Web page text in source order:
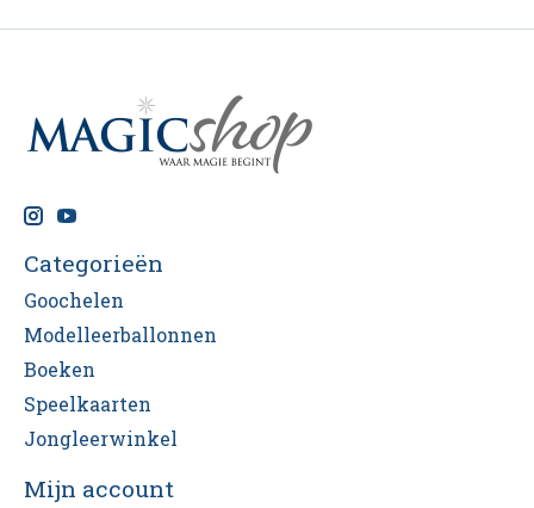
Categorieën
Goochelen
Modelleerballonnen
Boeken
Speelkaarten
Jongleerwinkel
Mijn account